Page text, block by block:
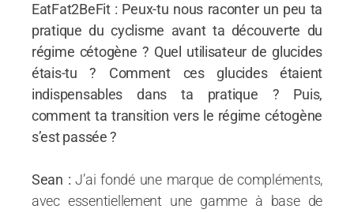
EatFat2BeFit : Peux-tu nous raconter un peu ta
pratique du cyclisme avant ta découverte du
régime cétogène ? Quel utilisateur de glucides
étais-tu ? Comment ces glucides étaient
indispensables dans ta pratique ? Puis,
comment ta transition vers le régime cétogène
s’est passée ?
Sean : J’ai fondé une marque de compléments,
avec essentiellement une gamme à base de